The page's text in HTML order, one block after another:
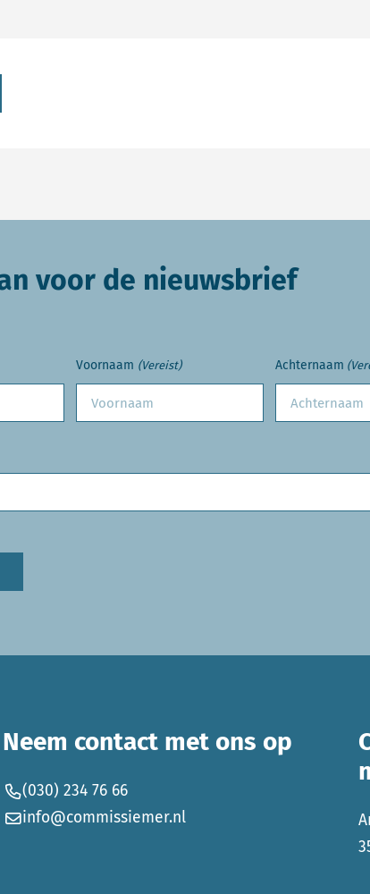
voor de nieuwsbrief
Voornaam (Vereist) Achternaam
Neem contact met ons op
(030) 234 76 66
info@commissiemer.nl